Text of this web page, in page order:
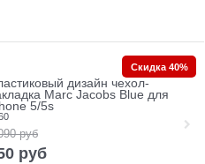
дизайн чехол-
Marc Jacobs Blue для
5/5s
руб
руб
Скидка 40%